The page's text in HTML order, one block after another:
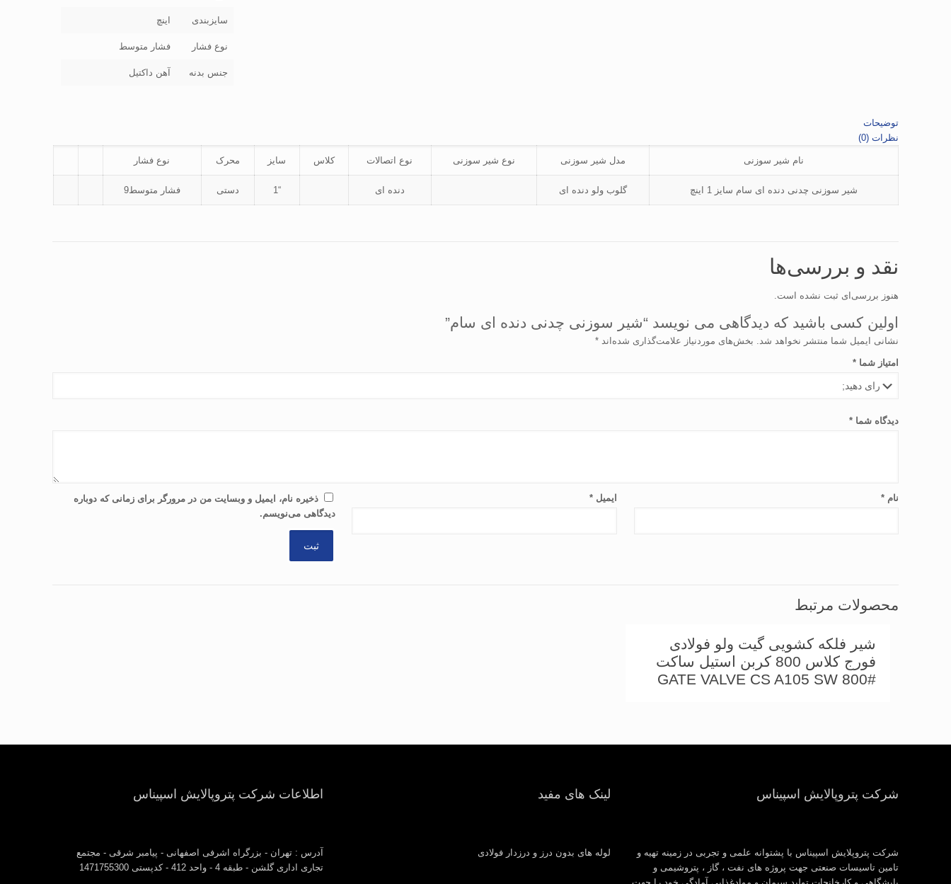
سایزبندی اینچ
نوع فشار فشار متوسط
جنس بدنه آهن داکتیل
توضیحات
نظرات (0)
نام شیر سوزنی مدل شیر سوزنی نوع شیر سوزنی نوع اتصالات کلاس سایز محرک نوع فشار
شیر سوزنی چدنی دنده ای سام سایز 1 اینچ گلوب ولو دنده ای دنده ای “1 دستی فشار متوسط9
نقد و بررسی‌ها
هنوز بررسی‌ای ثبت نشده است.
اولین کسی باشید که دیدگاهی می نویسد “شیر سوزنی چدنی دنده ای سام”
نشانی ایمیل شما منتشر نخواهد شد. بخش‌های موردنیاز علامت‌گذاری شده‌اند*
امتیاز شما*
دیدگاه شما*
نام* ایمیل*
ذخیره نام، ایمیل و وبسایت من در مرورگر برای زمانی که دوباره
دیدگاهی می‌نویسم.
محصولات مرتبط
شیر فلكه کشویی گیت ولو فولادی
فورج کلاس 800 کربن استیل ساکت
GATE VALVE CS A105 SW 800#
شرکت پتروپالایش اسپیناس
شرکت پتروپلایش اسپیناس با پشتوانه علمی و تجربی در زمینه تهیه و
تامین تاسیسات صنعتی جهت پروژه های نفت ، گاز ، پتروشیمی و
لینک های مفید
لوله های بدون درز و درزدار فولادی
اطلاعات شرکت پتروپالایش اسپیناس
آدرس : تهران - بزرگراه اشرفی اصفهانی - پیامبر شرقی - مجتمع
تجاری اداری گلشن - طبقه 4 - واحد 412 - کدپستی 1471755300